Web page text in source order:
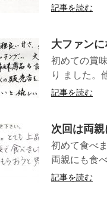
記事を読む
大ファン
初めての賞
り ました。
記事を読む
次回は両親
初めて食べ
両親に
記事を読む